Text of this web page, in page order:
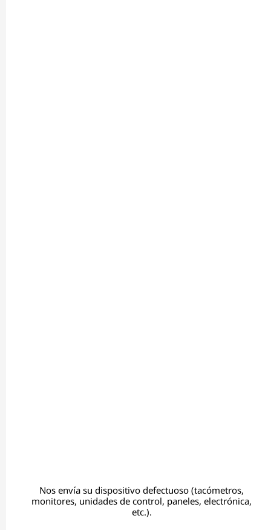
Nos envía su dispositivo defectuoso (tacómetros,
monitores, unidades de control, paneles, electrónica,
etc.).